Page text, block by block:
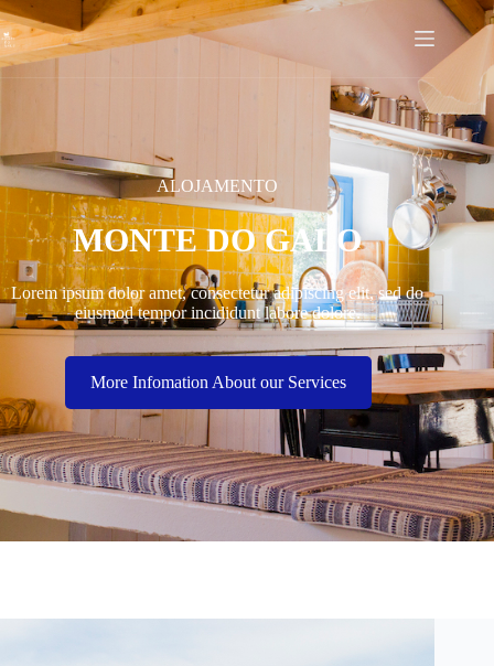
ALOJAMENTO
MONTE DO GALO
Lorem ipsum dolor amet, consectetur adipiscing elit, sed do
eiusmod tempor incididunt labore dolore.
More Infomation About our Services